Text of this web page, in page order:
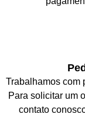
Trabalhamos com
Para solicitar um
contato